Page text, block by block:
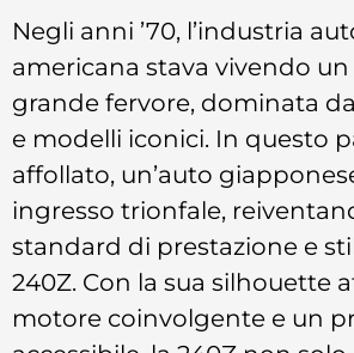
Negli anni ’70, l’industria
americana stava vivendo
grande fervore, dominata
e modelli iconici. In questo
affollato, un’auto
ingresso trionfale,
standard di prestazione e
240Z. Con la sua silhouette
motore coinvolgente e un